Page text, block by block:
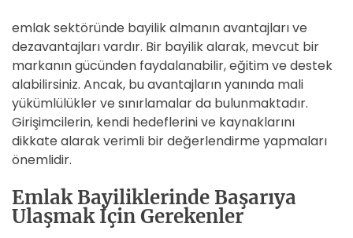
emlak sektöründe bayilik almanın avantajları ve
dezavantajları vardır. Bir bayilik alarak, mevcut bir
markanın gücünden faydalanabilir, eğitim ve destek
alabilirsiniz. Ancak, bu avantajların yanında mali
yükümlülükler ve sınırlamalar da bulunmaktadır.
Girişimcilerin, kendi hedeflerini ve kaynaklarını
dikkate alarak verimli bir değerlendirme yapmaları
önemlidir.
Emlak Bayiliklerinde Başarıya
Ulaşmak İçin Gerekenler